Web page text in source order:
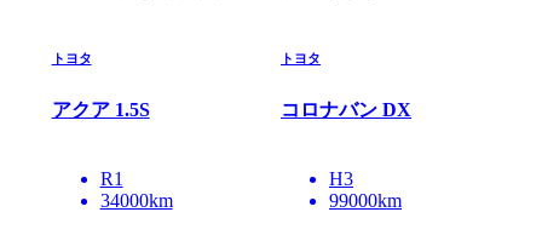
トヨタ
アクア 1.5S
R1
34000km
トヨタ
コロナバン DX
H3
99000km